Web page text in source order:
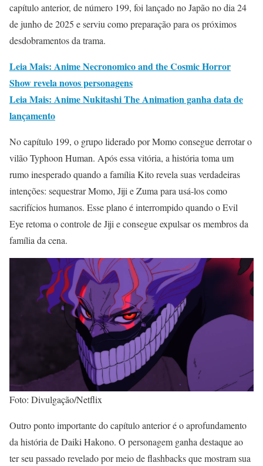
capítulo anterior, de número 199, foi lançado no Japão no dia 24
de junho de 2025 e serviu como preparação para os próximos
desdobramentos da trama.
Leia Mais: Anime Necronomico and the Cosmic Horror
Show revela novos personagens
Leia Mais: Anime Nukitashi The Animation ganha data de
lançamento
No capítulo 199, o grupo liderado por Momo consegue derrotar o
vilão Typhoon Human. Após essa vitória, a história toma um
rumo inesperado quando a família Kito revela suas verdadeiras
intenções: sequestrar Momo, Jiji e Zuma para usá-los como
sacrifícios humanos. Esse plano é interrompido quando o Evil
Eye retoma o controle de Jiji e consegue expulsar os membros da
família da cena.
Foto: Divulgação/Netflix
Outro ponto importante do capítulo anterior é o aprofundamento
da história de Daiki Hakono. O personagem ganha destaque ao
ter seu passado revelado por meio de flashbacks que mostram sua